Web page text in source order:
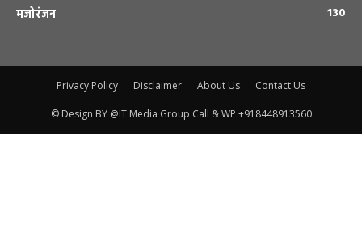
मजोरंजन
130
Privacy Policy Disclaimer About Us Contact Us
© Design BY @IT Media Group Call & WP +918448913560